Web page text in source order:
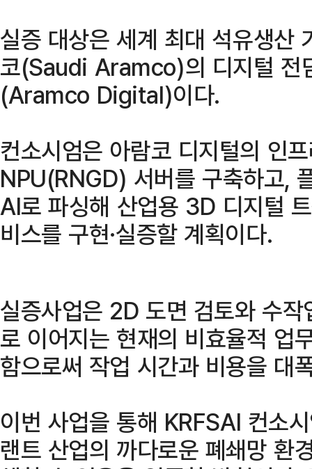
실증 대상은 세계 최대 석유생산
코(Saudi Aramco)의 디지털 전
(Aramco Digital)이다.
컨소시엄은 아람코 디지털의 인
NPU(RNGD) 서버를 구축하고,
AI로 파싱해 산업용 3D 디지털
비스를 구현·실증할 계획이다.
실증사업은 2D 도면 검토와 수
로 이어지는 현재의 비효율적 업
함으로써 작업 시간과 비용을 대
이번 사업을 통해 KRFSAI 컨소
랜트 산업의 까다로운 폐쇄망 환